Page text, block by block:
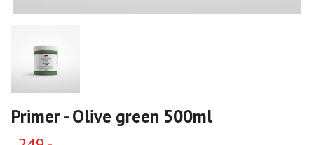
Primer - Olive green 500ml